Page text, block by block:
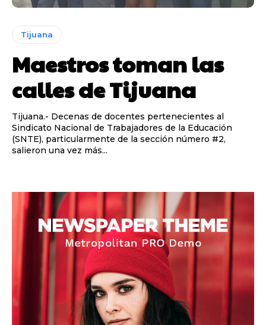
Tijuana
Maestros toman las
calles de Tijuana
Tijuana.- Decenas de docentes pertenecientes al
Sindicato Nacional de Trabajadores de la Educación
(SNTE), particularmente de la sección número #2,
salieron una vez más...